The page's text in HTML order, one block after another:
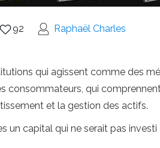
92 Raphaël Charles
qui agissent comme des
consommateurs, qui
et la gestion des actifs.
un capital qui ne serait pas